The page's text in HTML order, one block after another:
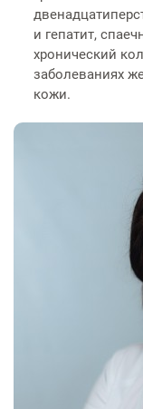
и гепатит,
хронический
заболеваниях
кожи.